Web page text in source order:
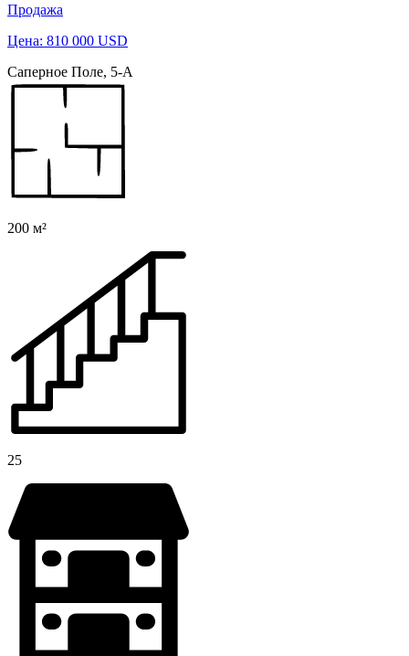
Продажа
Цена: 810 000 USD
Саперное Поле, 5-А
200 м²
25